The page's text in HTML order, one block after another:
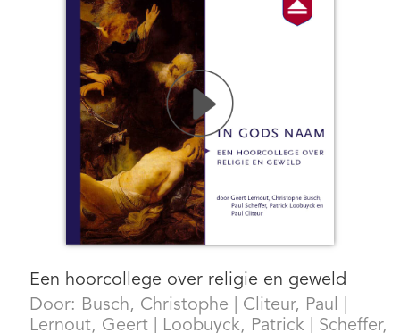
Een hoorcollege over religie en geweld
Door: Busch, Christophe Cliteur, Paul
Lernout, Geert
Loobuyck, Patrick
Scheffer,